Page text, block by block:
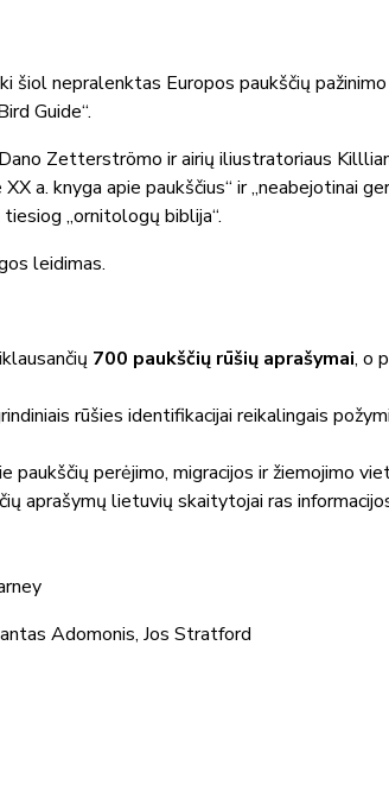
šiol nepralenktas Europos paukščių
Guide“.
Zetterströmo ir airių iliustratoriaus
a. knyga apie paukščius“ ir „neabejotinai
„ornitologų biblija“.
leidimas.
700 paukščių rūšių aprašymai, o
rūšies identifikacijai reikalingais
paukščių perėjimo, migracijos ir žiemojimo
aprašymų lietuvių skaitytojai ras
Adomonis, Jos Stratford